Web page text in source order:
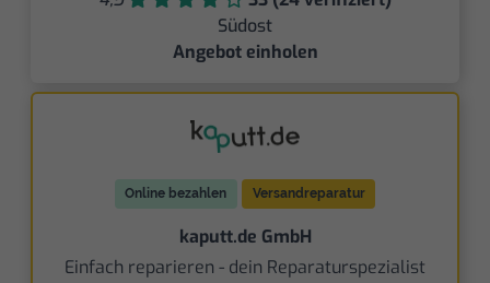
Südost
Angebot einholen
Online bezahlen Versandreparatur
kaputt.de GmbH
Einfach reparieren - dein Reparaturspezialist